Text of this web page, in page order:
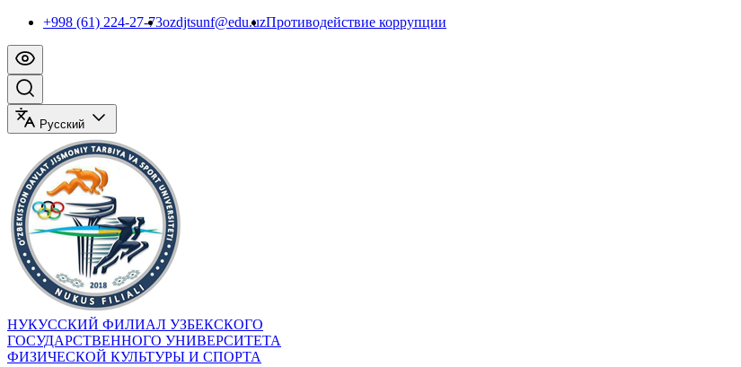
+998 (61) 224-27-73ozdjtsunf@edu.uzПротиводействие коррупции
Русский
НУКУССКИЙ ФИЛИАЛ УЗБЕКСКОГО
ГОСУДАРСТВЕННОГО УНИВЕРСИТЕТА
ФИЗИЧЕСКОЙ КУЛЬТУРЫ И СПОРТА